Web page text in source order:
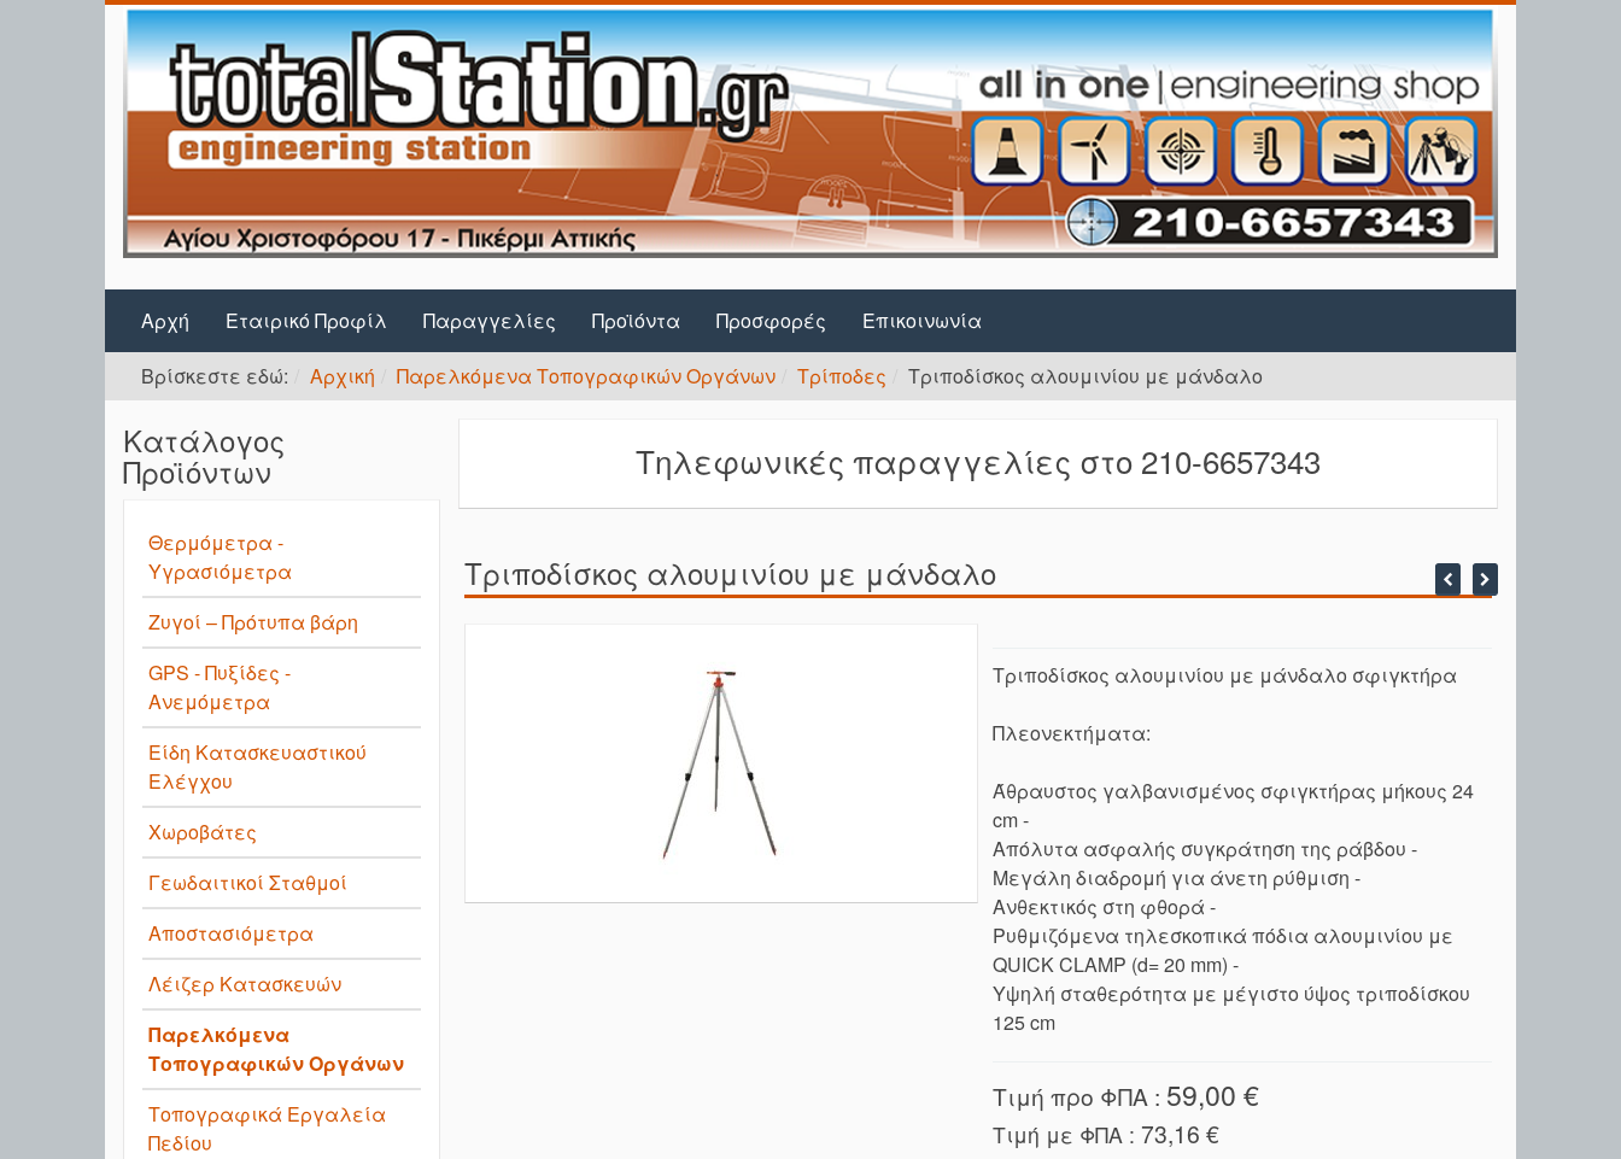
Αρχή Εταιρικό Προφίλ Παραγγελίες Προϊόντα Προσφορές
Επικοινωνία
Βρίσκεστε εδώ:
Αρχική Παρελκόμενα Τοπογραφικών Οργάνων Τρίποδες Τριποδίσκος αλουμινίου με μάνδαλο
Τηλεφωνικές παραγγελίες στο 210-6657343
Τριποδίσκος αλουμινίου με μάνδαλο
Τριποδίσκος αλουμινίου με μάνδαλο σφιγκτήρα
Πλεονεκτήματα:
Άθραυστος γαλβανισμένος σφιγκτήρας μήκους 24
cm -
Απόλυτα ασφαλής συγκράτηση της ράβδου -
Μεγάλη διαδρομή για άνετη ρύθμιση -
Ανθεκτικός στη φθορά -
Ρυθμιζόμενα τηλεσκοπικά πόδια αλουμινίου με
QUICK CLAMP (d= 20 mm) -
Υψηλή σταθερότητα με μέγιστο ύψος τριποδίσκου
125 cm
Τιμή προ ΦΠΑ : 59,00 €
Τιμή με ΦΠΑ : 73,16 €
Κατάλογος
Προϊόντων
Θερμόμετρα -
Υγρασιόμετρα
Ζυγοί – Πρότυπα βάρη
GPS - Πυξίδες -
Ανεμόμετρα
Είδη Κατασκευαστικού
Ελέγχου
Χωροβάτες
Γεωδαιτικοί Σταθμοί
Αποστασιόμετρα
Λέιζερ Κατασκευών
Παρελκόμενα
Τοπογραφικών Οργάνων
Τοπογραφικά Εργαλεία
Πεδίου